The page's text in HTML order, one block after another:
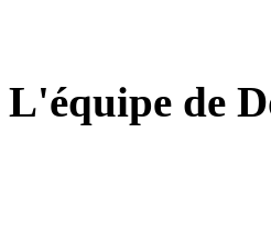
L'équipe de